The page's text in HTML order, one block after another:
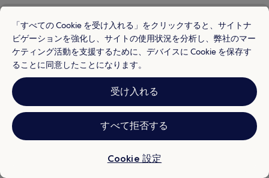
ロッテルダムはミュージアムと演劇の質の高さで高く評価されてお
り、旧ルクソール劇場やデ ドゥーレン (ホール)などの文化スポット
があります。ロマンチックなこの町は建築物、そしてオランダ カジ
ノ ロッテルダムや市庁舎などの見どころで旅行者に人気があります
ロッテルダムのホテルをすべて表示
「すべての Cookie を受け入れる」をクリックすると、サイトナ
ビゲーションを強化し、サイトの使用状況を分析し、弊社のマー
ケティング活動を支援するために、デバイスに Cookie を保存す
ることに同意したことになります。
受け入れる
すべて拒否する
Cookie 設定